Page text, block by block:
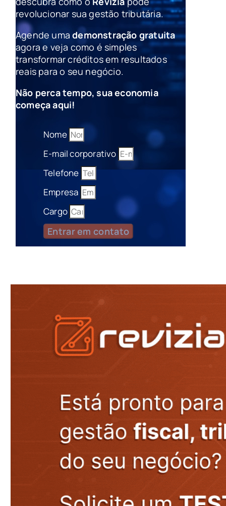
revolucionar sua gestão tributária.
Agende umademonstração gratuita
agora e veja como é simples
transformar créditos em resultados
reais para o seu negócio.
Não perca tempo, sua economia
começa aqui!
Nome
E-mail corporativo
Telefone
Empresa
Cargo
Entrar em contato